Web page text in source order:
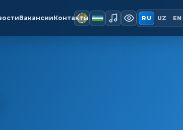
ВакансииКонтакты RU UZ EN